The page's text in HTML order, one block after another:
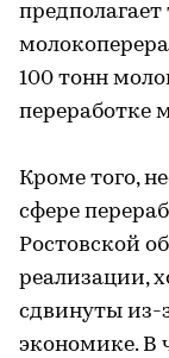
100 тонн
переработке
Кроме того,
сфере
Ростовской
реализации,
сдвинуты из-
экономике. В